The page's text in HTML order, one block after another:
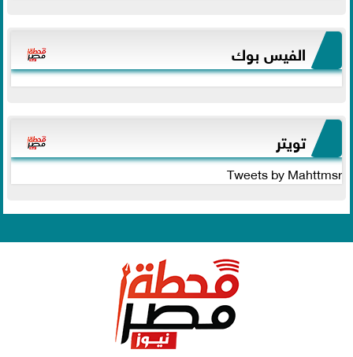
الفيس بوك
تويتر
Tweets by Mahttmsr